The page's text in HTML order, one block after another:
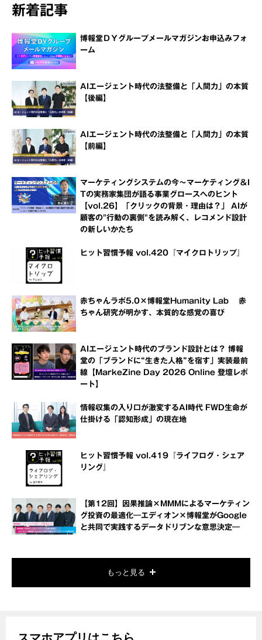
新着記事
博報堂ＤＹグループメールマガジンお申込みフォ
ーム
AIエージェント時代の法整備と「人間力」の本質
【後編】
AIエージェント時代の法整備と「人間力」の本質
【前編】
マーケティングシステムの今～マーケティング＆I
Tの実務家集団が語る事業グロースへのヒント
【vol.26】「クリックの背景・理由は？」 AIが
顧客の"行動の裏側"を読み解く、レコメンド設計
の新しいかたち
ヒット習慣予報 vol.420『マイクロトリップ』
赤ちゃんラボ5.0×博報堂Humanity Lab 赤
ちゃん研究が明かす、本質的な感覚の喜び
AIエージェント時代のブランド設計とは？ 博報
堂の「ブランドに“生きた人格”を宿す」実装最前
線【MarkeZine Day 2026 Online 登壇レポ
ート】
情報収集の入り口が激変するAI時代 FWD生命が
仕掛ける「認知形成」の現在地
ヒット習慣予報 vol.419『ライフログ・シェア
リング』
【第12回】因果推論×MMMによるマーケティン
グ投資の最適化―エディオン×博報堂がGoogle
と共同で実践するデータドリブンな意思決定―
もっと見る